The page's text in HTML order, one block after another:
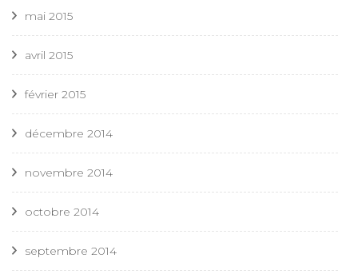
mai 2015
avril 2015
février 2015
décembre 2014
novembre 2014
octobre 2014
septembre 2014